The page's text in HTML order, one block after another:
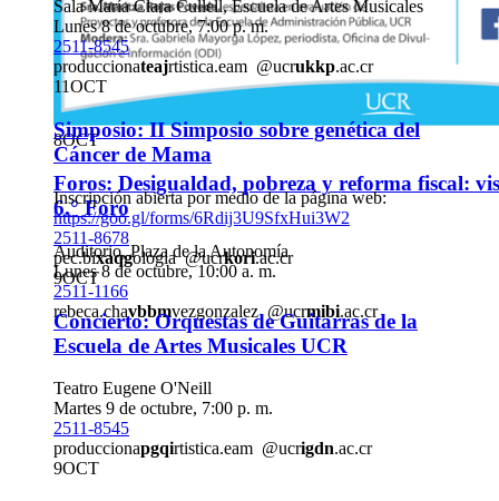
Artículo: Apertura de los Blogs de la Revista de
Consultar enhttp://bit.ly/blog-RBT
2511-8984
divulgaucsgcionrbt @ucr
8OCT
Foros: Desigualdad, pobreza y reforma fiscal:
6.° Foro
Auditorio, Plaza de la Autonomía
Lunes 8 de octubre, 10:00 a. m.
2511-1166
rebeca.chavbbmvezgonzalez @ucrmibi.ac.cr
Sala María Clara Cullell, Escuela de Artes Musicales
Lunes 8 de octubre, 7:00 p. m.
2511-8545
produccionateajrtistica.eam @ucrukkp.ac.cr
11OCT
Simposio: II Simposio sobre genética del
Cáncer de Mama
Inscripción abierta por medio de la página web:
https://goo.gl/forms/6Rdij3U9SfxHui3W2
2511-8678
pec.bixaqgologia @ucrkori.ac.cr
9OCT
Concierto: Orquestas de Guitarras de la
Escuela de Artes Musicales UCR
Teatro Eugene O'Neill
Martes 9 de octubre, 7:00 p. m.
2511-8545
produccionapgqirtistica.eam @ucrigdn.ac.cr
9OCT